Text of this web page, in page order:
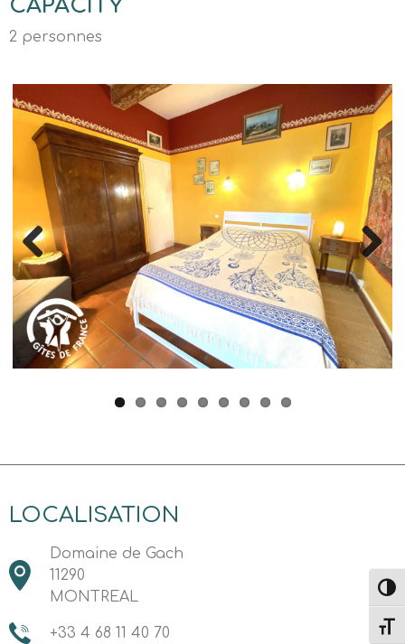
CAPACITY
2 personnes
Previous Next
LOCALISATION
Domaine de Gach
11290
MONTREAL
+33 4 68 11 40 70